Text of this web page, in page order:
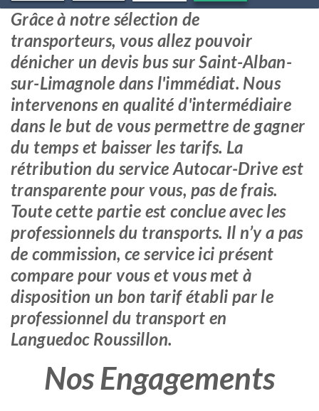
Grâce à notre sélection de
transporteurs, vous allez pouvoir
dénicher un devis bus sur Saint-Alban-
sur-Limagnole dans l'immédiat. Nous
intervenons en qualité d'intermédiaire
dans le but de vous permettre de gagner
du temps et baisser les tarifs. La
rétribution du service Autocar-Drive est
transparente pour vous, pas de frais.
Toute cette partie est conclue avec les
professionnels du transports. Il n’y a pas
de commission, ce service ici présent
compare pour vous et vous met à
disposition un bon tarif établi par le
professionnel du transport en
Languedoc Roussillon.
Nos Engagements